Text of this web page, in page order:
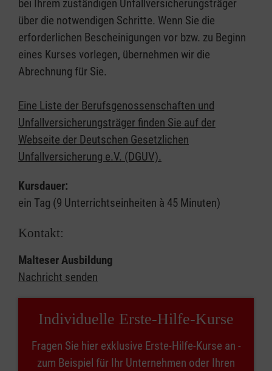
bei Ihrem zuständigen Unfallversicherungsträger
über die notwendigen Schritte. Wenn Sie die
erforderlichen Bescheinigungen vor bzw. zu Beginn
eines Kurses vorlegen, übernehmen wir die
Abrechnung für Sie.
Eine Liste der Berufsgenossenschaften und
Unfallversicherungsträger finden Sie auf der
Webseite der Deutschen Gesetzlichen
Unfallversicherung e.V. (DGUV).
Kursdauer:
ein Tag (9 Unterrichtseinheiten à 45 Minuten)
Kontakt:
Malteser Ausbildung
Nachricht senden
Individuelle Erste-Hilfe-Kurse
Fragen Sie hier exklusive Erste-Hilfe-Kurse an -
zum Beispiel für Ihr Unternehmen oder Ihren